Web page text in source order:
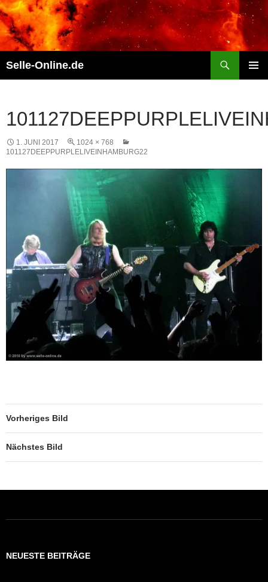
Zum
Inhalt
springen
Selle-Online.de
1. JUNI 2017
1024 × 768
101127DEEPPURPLELIVEINHAMBURG22
Vorheriges Bild
Nächstes Bild
NEUESTE BEITRÄGE